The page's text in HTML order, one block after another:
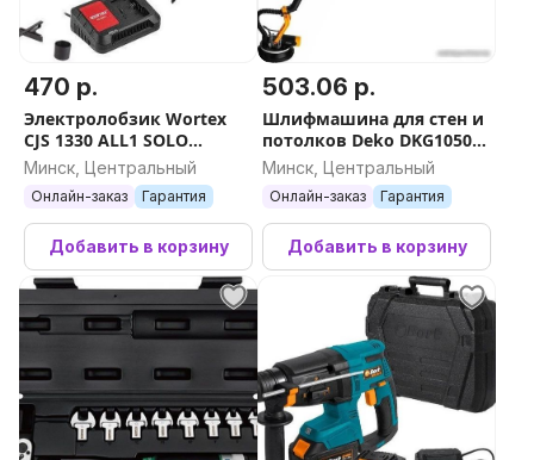
470 р.
Электролобзик Wortex
CJS 1330 ALL1 SOLO
1325401 (с 1-им АКБ, кейс)
Минск, Центральный
Онлайн-заказ Гарантия
Добавить в корзину
503.06 р.
Шлифмашина для стен и
потолков Deko DKG1050
063-2208
Минск, Центральный
Онлайн-заказ Гарантия
Добавить в корзину